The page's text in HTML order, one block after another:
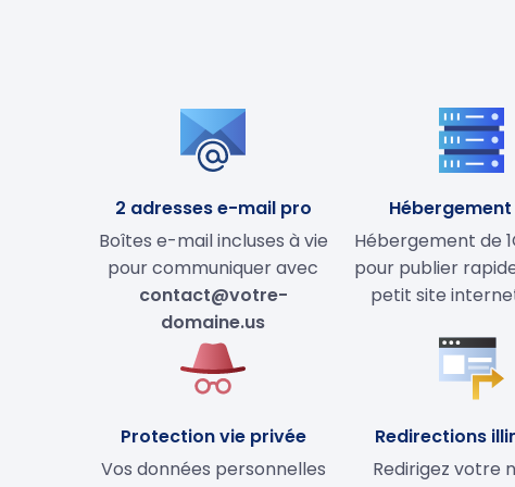
2 adresses e-mail pro
Boîtes e-mail incluses à vie
pour communiquer avec
contact@votre-
domaine.us
Hébergement de
pour publier
petit site
Protection vie privée
Vos données personnelles
Redirections
Redirigez votre